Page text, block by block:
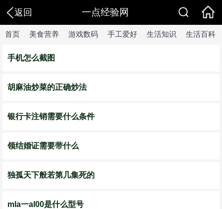
返回 一点经验网
首页 美食营养 游戏数码 手工爱好 生活知识 生活百科
手机怎么截图
胡麻油炒菜的正确炒法
银行卡注销需要什么条件
领结婚证需要带什么
独孤天下般若第几集死的
mla一al00是什么型号